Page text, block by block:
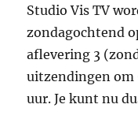
Studio Vis TV
zondagochtend
aflevering 3
uitzendingen om
uur. Je kunt nu